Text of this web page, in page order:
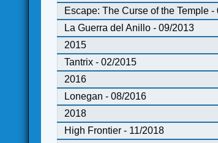
Escape: The Curse of the Temple -
La Guerra del Anillo - 09/2013
2015
Tantrix - 02/2015
2016
Lonegan - 08/2016
2018
High Frontier - 11/2018